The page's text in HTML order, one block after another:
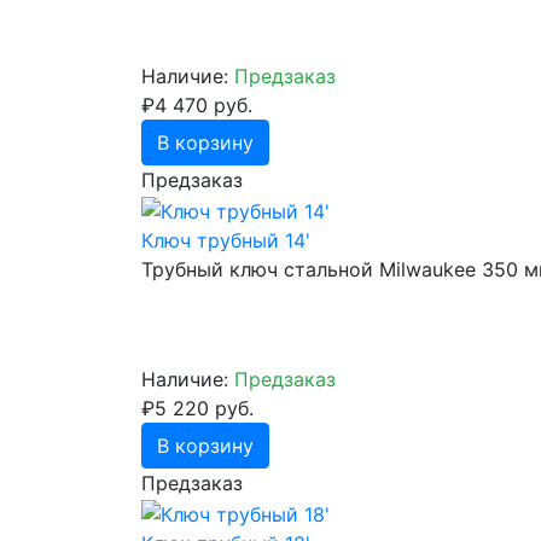
Наличие: Предзаказ
₽4 470 руб.
В корзину
Предзаказ
Ключ трубный 14'
Трубный ключ стальной Milwaukee 350
Наличие: Предзаказ
₽5 220 руб.
В корзину
Предзаказ